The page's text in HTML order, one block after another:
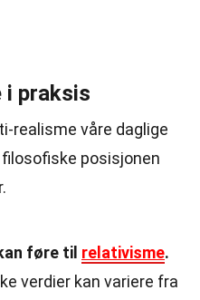
i praksis
realisme våre daglige
filosofiske posisjonen
føre til relativisme.
verdier kan variere fra